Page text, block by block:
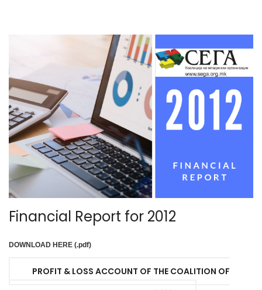
Financial Report for 2012
DOWNLOAD HERE (.pdf)
PROFIT & LOSS ACCOUNT OF THE COALITION OF